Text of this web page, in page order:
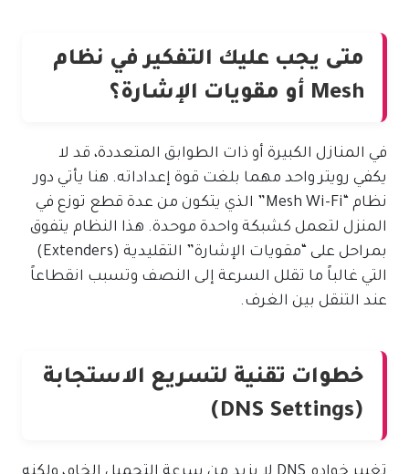
متى يجب عليك التفكير في نظام
Mesh أو مقويات الإشارة؟
في المنازل الكبيرة أو ذات الطوابق المتعددة، قد لا
يكفي رويتر واحد مهما بلغت قوة إعداداته. هنا يأتي دور
نظام “Mesh Wi-Fi” الذي يتكون من عدة قطع توزع في
المنزل لتعمل كشبكة واحدة موحدة. هذا النظام يتفوق
بمراحل على “مقويات الإشارة” التقليدية (Extenders)
التي غالباً ما تقلل السرعة إلى النصف وتسبب انقطاعاً
عند التنقل بين الغرف.
خطوات تقنية لتسريع الاستجابة
(DNS Settings)